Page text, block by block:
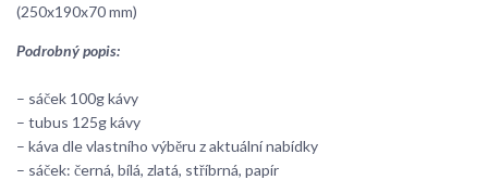
(250x190x70 mm)
Podrobný popis:
– sáček 100g kávy
– tubus 125g kávy
– káva dle vlastního výběru z aktuální nabídky
– sáček: černá, bílá, zlatá, stříbrná, papír